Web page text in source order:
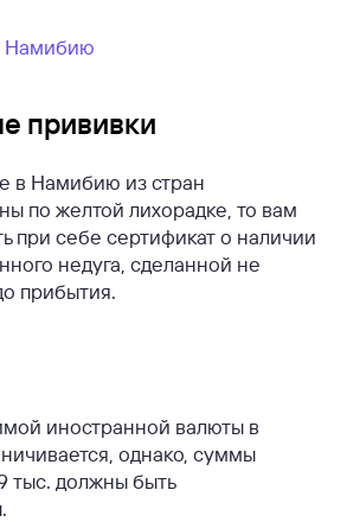
Намибию
прививки
в Намибию из стран
по желтой лихорадке, то вам
при себе сертификат о наличии
недуга, сделанной не
прибытия.
иностранной валюты в
однако, суммы
тыс. должны быть